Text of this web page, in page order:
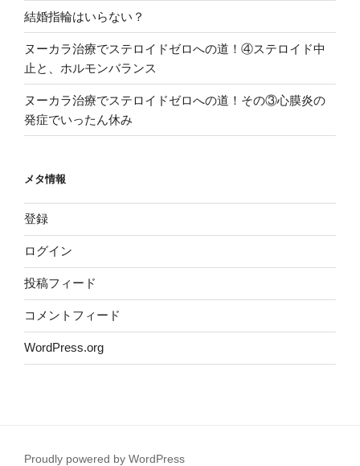
結婚指輪はいらない？
ヌーカラ治療でステロイドゼロへの道！④ステロイド中
止と、ホルモンバランス
ヌーカラ治療でステロイドゼロへの道！その③心膜炎の
発症でいったん休み
メタ情報
登録
ログイン
投稿フィード
コメントフィード
WordPress.org
Proudly powered by WordPress